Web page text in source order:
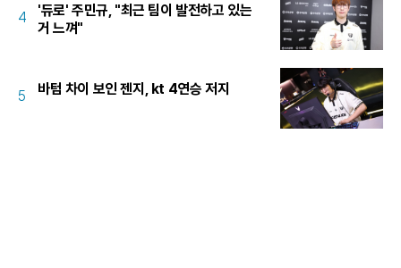
4
'듀로' 주민규, "최근 팀이 발전하고 있는
거 느껴"
5 바텀 차이 보인 젠지, kt 4연승 저지